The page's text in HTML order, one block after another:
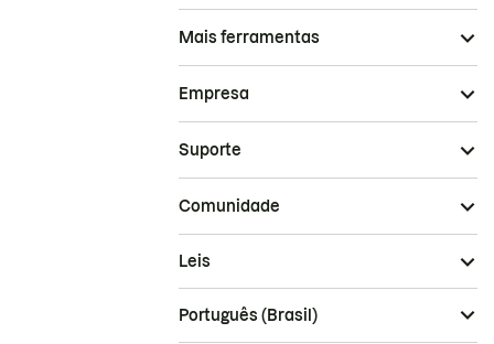
Mais ferramentas
Empresa
Suporte
Comunidade
Leis
Português (Brasil)